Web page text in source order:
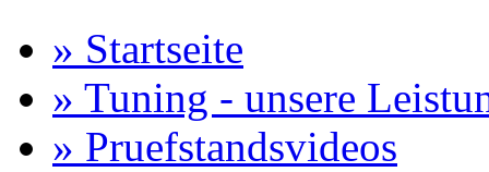
» Startseite
» Tuning - unsere
» Pruefstandsvideos